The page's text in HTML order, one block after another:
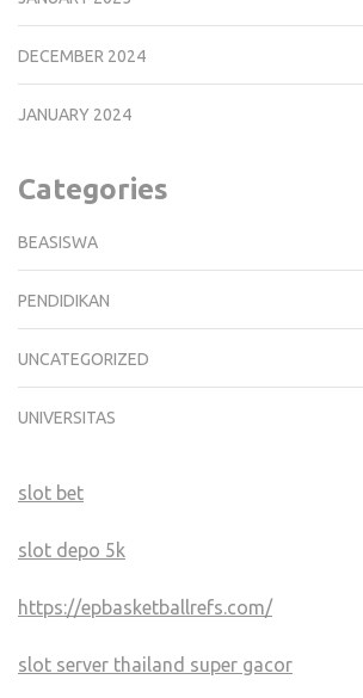
DECEMBER 2024
JANUARY 2024
Categories
BEASISWA
PENDIDIKAN
UNCATEGORIZED
UNIVERSITAS
slot bet
slot depo 5k
https://epbasketballrefs.com/
slot server thailand super gacor